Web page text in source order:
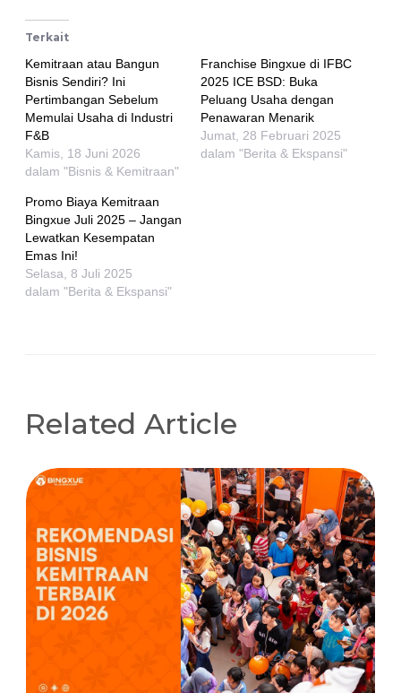
Terkait
Kemitraan atau Bangun
Bisnis Sendiri? Ini
Pertimbangan Sebelum
Memulai Usaha di Industri
F&B
Kamis, 18 Juni 2026
dalam "Bisnis & Kemitraan"
Franchise Bingxue di IFBC
2025 ICE BSD: Buka
Peluang Usaha dengan
Penawaran Menarik
Jumat, 28 Februari 2025
dalam "Berita & Ekspansi"
Promo Biaya Kemitraan
Bingxue Juli 2025 – Jangan
Lewatkan Kesempatan
Emas Ini!
Selasa, 8 Juli 2025
dalam "Berita & Ekspansi"
Related Article